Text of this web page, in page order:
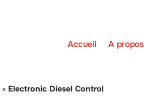
Accueil A propos
» Electronic Diesel Control